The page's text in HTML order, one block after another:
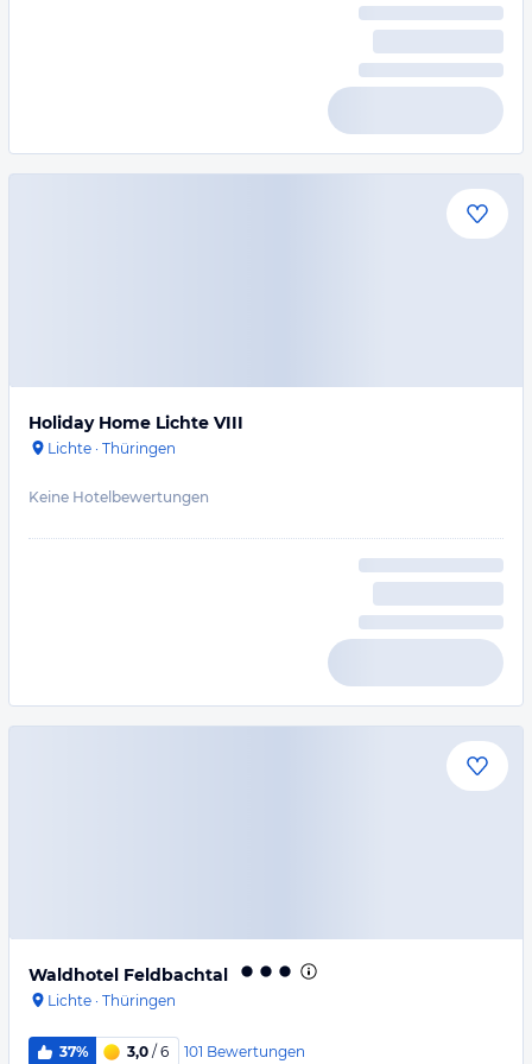
Holiday Home Lichte VIII
Lichte · Thüringen
Keine Hotelbewertungen
Waldhotel Feldbachtal
Lichte · Thüringen
37% 3,0 / 6 101 Bewertungen